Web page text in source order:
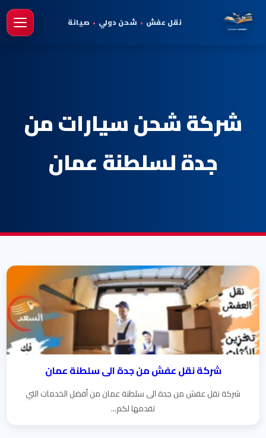
نقل عفش • شحن دولي • صيانة
شركة شحن سيارات من
جدة لسلطنة عمان
شركة نقل عفش من جدة الى سلطنة عمان
شركة نقل عفش من جدة الى سلطنة عمان من أفضل الخدمات التي
تقدمها لكم...